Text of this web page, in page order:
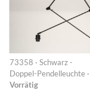
73358 · Schwarz -
Doppel-Pendelleuchte ·
Vorrätig